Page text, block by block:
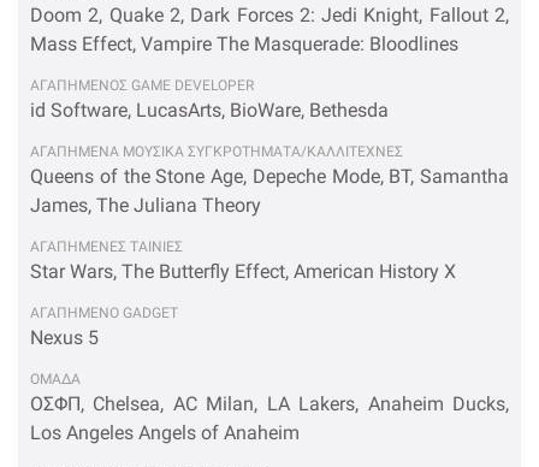
Doom 2, Quake 2, Dark Forces 2: Jedi Knight, Fallout 2,
Mass Effect, Vampire The Masquerade: Bloodlines
ΑΓΑΠΗΜΕΝΟΣ GAME DEVELOPER
id Software, LucasArts, BioWare, Bethesda
ΑΓΑΠΗΜΕΝΑ ΜΟΥΣΙΚΑ ΣΥΓΚΡΟΤΗΜΑΤΑ/ΚΑΛΛΙΤΕΧΝΕΣ
Queens of the Stone Age, Depeche Mode, BT, Samantha
James, The Juliana Theory
ΑΓΑΠΗΜΕΝΕΣ ΤΑΙΝΙΕΣ
Star Wars, The Butterfly Effect, American History X
ΑΓΑΠΗΜΕΝΟ GADGET
Nexus 5
OΜΑΔΑ
ΟΣΦΠ, Chelsea, AC Milan, LA Lakers, Anaheim Ducks,
Los Angeles Angels of Anaheim